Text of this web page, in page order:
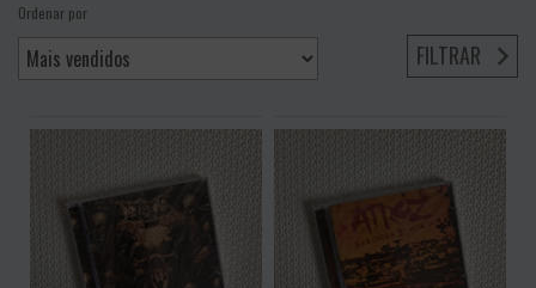
Ordenar por
FILTRAR